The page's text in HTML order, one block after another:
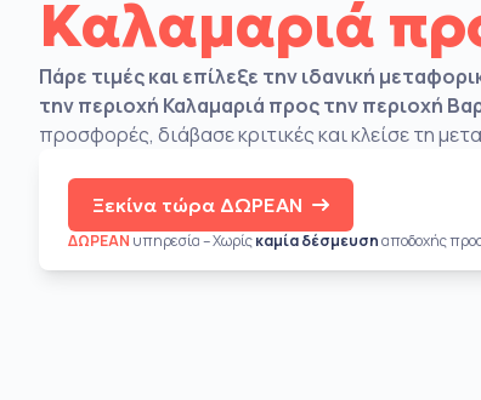
Καλαμαριά
Πάρε τιμές και επίλεξε την ιδανική
την περιοχή Καλαμαριά προς την περιοχή
προσφορές, διάβασε κριτικές και κλείσε τη
Ξεκίνα τώρα ΔΩΡΕΑΝ
ΔΩΡΕΑΝ υπηρεσία – Χωρίςκαμία δέσμευσηαποδοχής